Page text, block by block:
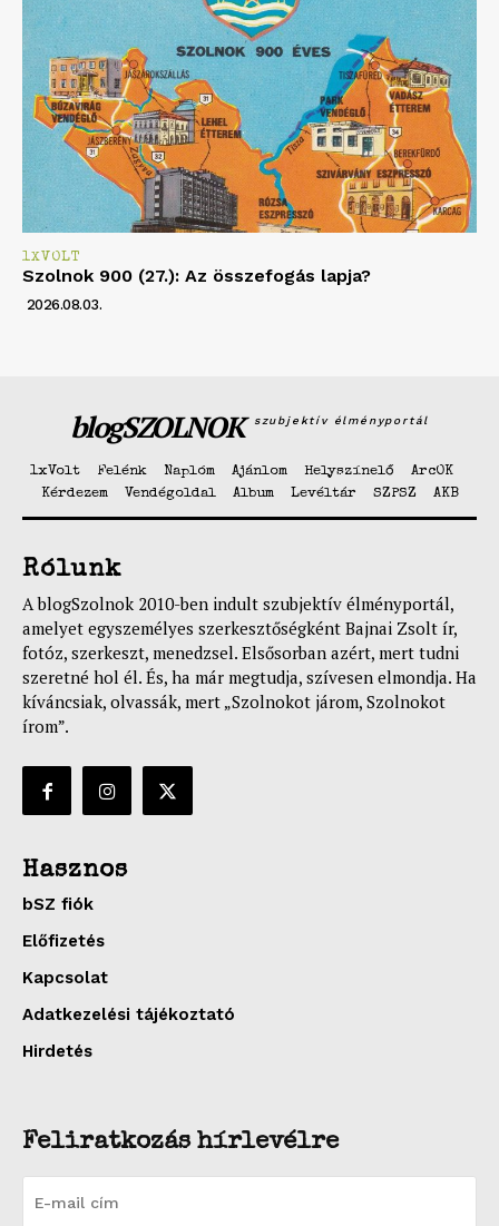
1XVOLT
Szolnok 900 (27.): Az összefogás lapja?
2026.08.03.
blogSZOLNOK szubjektív élményportál
1xVolt Felénk Naplóm Ajánlom Helyszínelő
ArcOK
Kérdezem
Vendégoldal Album Levéltár SZPSZ AKB
Rólunk
A blogSzolnok 2010-ben indult szubjektív élményportál,
amelyet egyszemélyes szerkesztőségként Bajnai Zsolt ír,
fotóz, szerkeszt, menedzsel. Elsősorban azért, mert tudni
szeretné hol él. És, ha már megtudja, szívesen elmondja. Ha
kíváncsiak, olvassák, mert „Szolnokot járom, Szolnokot
írom”.
Hasznos
bSZ fiók
Előfizetés
Kapcsolat
Adatkezelési tájékoztató
Hirdetés
Feliratkozás hírlevélre